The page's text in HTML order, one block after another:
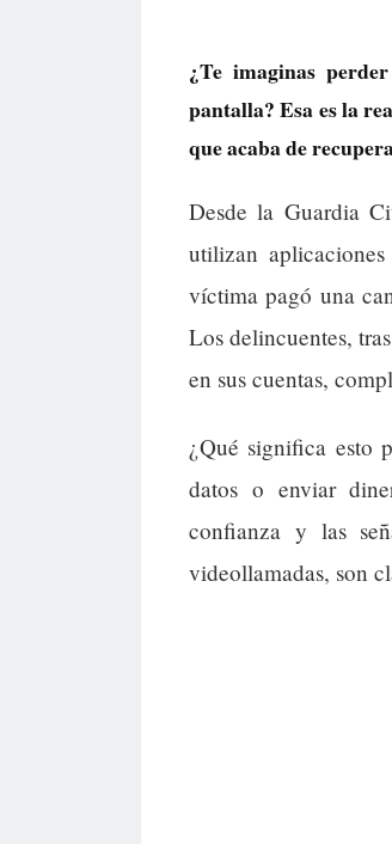
¿Te imaginas
pantalla? Esa es la
que acaba de
Desde la Guardia
utilizan
víctima pagó una
Los delincuentes,
en sus cuentas,
¿Qué significa esto
datos o enviar
confianza y las
videollamadas, son